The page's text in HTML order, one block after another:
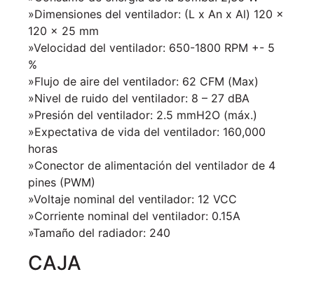
»Dimensiones del ventilador: (L x An x Al) 120 x
120 x 25 mm
»Velocidad del ventilador: 650-1800 RPM +- 5
%
»Flujo de aire del ventilador: 62 CFM (Max)
»Nivel de ruido del ventilador: 8 – 27 dBA
»Presión del ventilador: 2.5 mmH2O (máx.)
»Expectativa de vida del ventilador: 160,000
horas
»Conector de alimentación del ventilador de 4
pines (PWM)
»Voltaje nominal del ventilador: 12 VCC
»Corriente nominal del ventilador: 0.15A
»Tamaño del radiador: 240
CAJA